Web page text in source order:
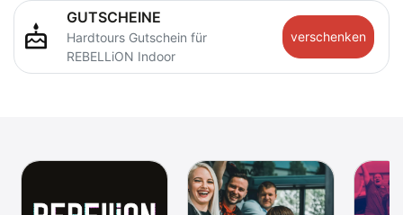
cake
GUTSCHEINE
Hardtours Gutschein für
REBELLiON Indoor
verschenken